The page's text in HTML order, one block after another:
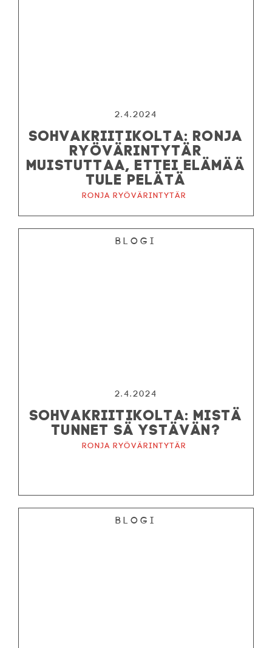
2.4.2024
SOHVAKRIITIKOLTA: RONJA
RYÖVÄRINTYTÄR
MUISTUTTAA, ETTEI ELÄMÄÄ
TULE PELÄTÄ
Ronja ryövärintytär
Blogi
2.4.2024
SOHVAKRIITIKOLTA: MISTÄ
TUNNET SÄ YSTÄVÄN?
Ronja ryövärintytär
Blogi